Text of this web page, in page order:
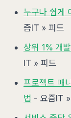
누구나 쉽게
즘IT » 피드
상위 1% 개
IT » 피드
프로젝트 매
법 - 요즘IT